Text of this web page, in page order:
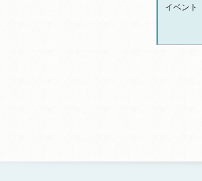
イベント